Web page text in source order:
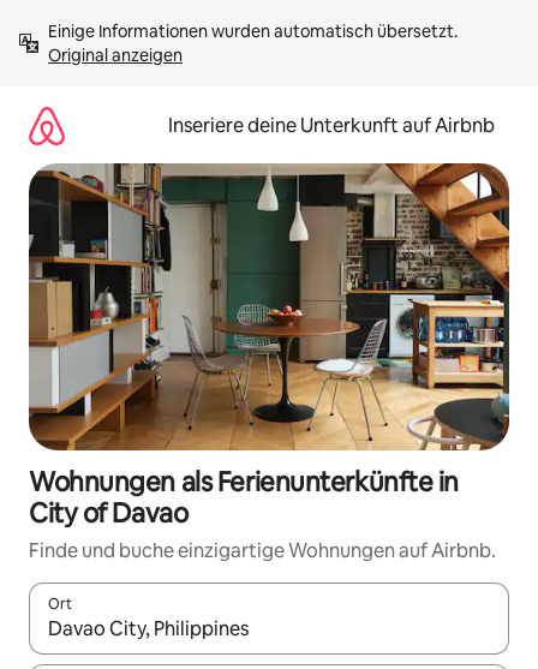
Inhalten
springenOriginal anzeigen
Inseriere deine Unterkunft auf Airbnb
Wohnungen als Ferienunterkünfte in
City of Davao
Finde und buche einzigartige Wohnungen auf Airbnb.
Ort
Wenn Ergebnisse verfügbar sind, navigiere mit den